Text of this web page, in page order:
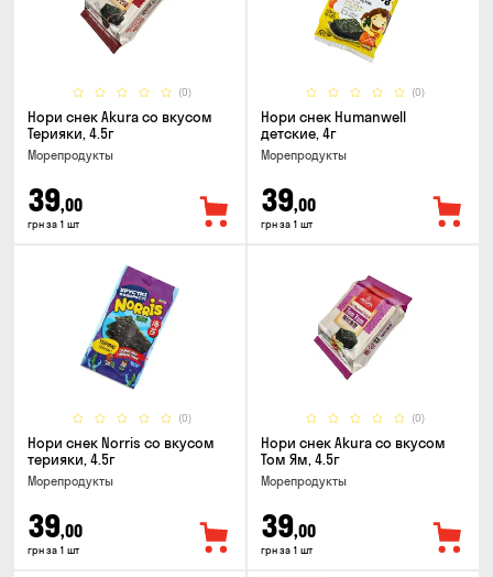
(0)
Нори снек Akura со вкусом
Терияки, 4.5г
Морепродукты
39,00
грн за 1 шт
(0)
Нори снек Humanwell
детские, 4г
Морепродукты
39,00
грн за 1 шт
(0)
Нори снек Norris со вкусом
терияки, 4.5г
Морепродукты
39,00
грн за 1 шт
(0)
Нори снек Akura со вкусом
Том Ям, 4.5г
Морепродукты
39,00
грн за 1 шт